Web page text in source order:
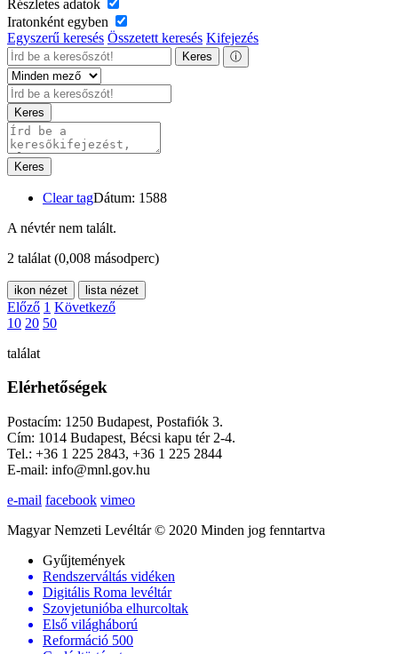
Részletes adatok
Iratonként egyben
Egyszerű keresés Összetett keresés Kifejezés
Keres ⓘ
Keres
Keres
Clear tagDátum: 1588
A névtér nem talált.
2 találat (0,008 másodperc)
ikon nézet lista nézet
Előző 1 Következő
10 20 50
találat
Elérhetőségek
Postacím: 1250 Budapest, Postafiók 3.
Cím: 1014 Budapest, Bécsi kapu tér 2-4.
Tel.: +36 1 225 2843, +36 1 225 2844
E-mail: info@mnl.gov.hu
e-mail facebook vimeo
Magyar Nemzeti Levéltár © 2020 Minden jog fenntartva
Gyűjtemények
Rendszerváltás vidéken
Digitális Roma levéltár
Szovjetunióba elhurcoltak
Első világháború
Reformáció 500